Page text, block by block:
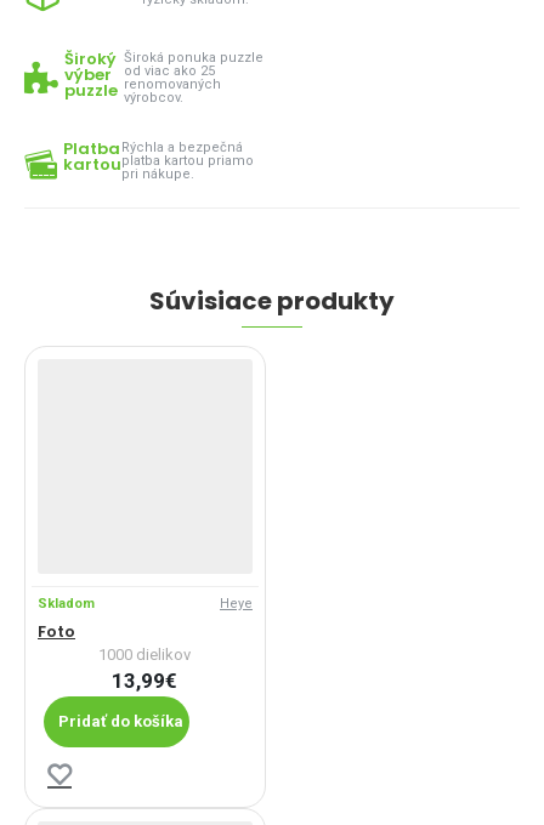
Široký
výber
puzzle
Široká ponuka puzzle
od viac ako 25
renomovaných
výrobcov.
Platba
kartou
Rýchla a bezpečná
platba kartou priamo
pri nákupe.
Súvisiace produkty
Skladom Heye
Foto
1000 dielikov
13,99€
Pridať do košíka